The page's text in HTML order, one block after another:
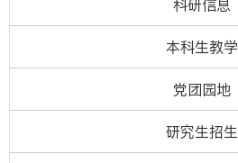
科研信息
本科生教学
党团园地
研究生招生